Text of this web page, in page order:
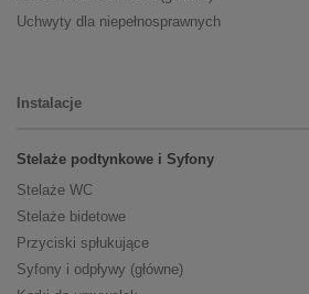
Uchwyty dla niepełnosprawnych
Instalacje
Stelaże podtynkowe i Syfony
Stelaże WC
Stelaże bidetowe
Przyciski spłukujące
Syfony i odpływy (główne)